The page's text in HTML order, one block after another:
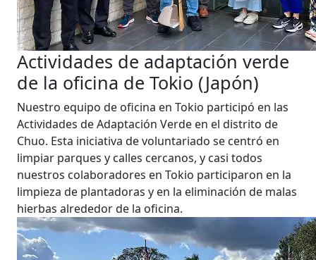
Actividades de adaptación verde
de la oficina de Tokio (Japón)
Nuestro equipo de oficina en Tokio participó en las
Actividades de Adaptación Verde en el distrito de
Chuo. Esta iniciativa de voluntariado se centró en
limpiar parques y calles cercanos, y casi todos
nuestros colaboradores en Tokio participaron en la
limpieza de plantadoras y en la eliminación de malas
hierbas alrededor de la oficina.